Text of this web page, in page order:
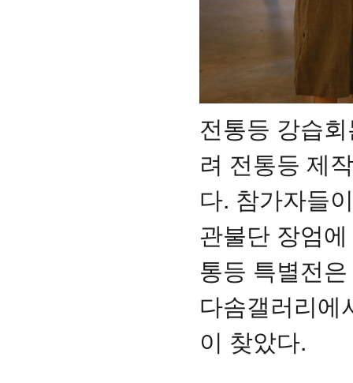
전통등 강습
려 전통등 제
다. 참가자들
관불단 장엄
통등 특별전
다솜갤러리에
이 찾았다.